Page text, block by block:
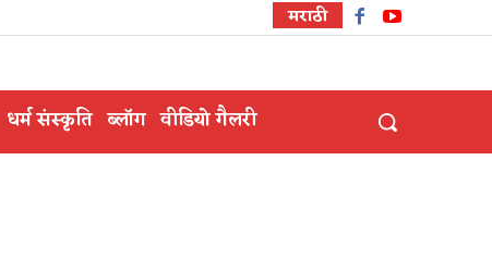
मराठी
धर्म संस्कृति ब्लॉग वीडियो गैलरी